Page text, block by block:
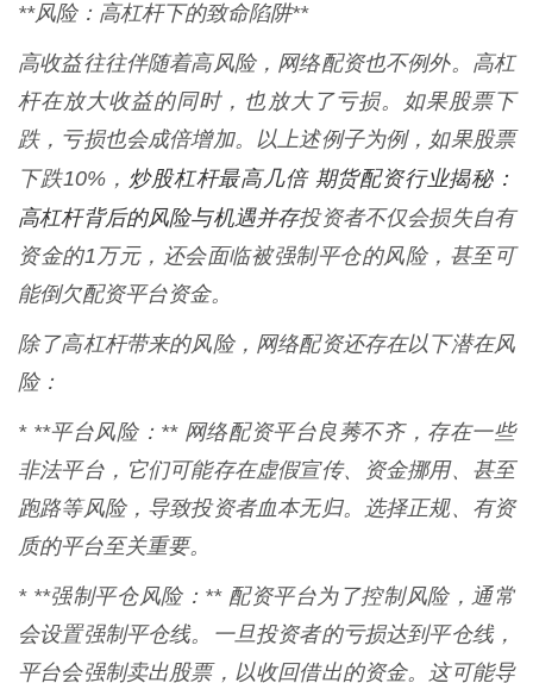
**风险：高杠杆下的致命陷阱**
高收益往往伴随着高风险，网络配资也不例外。高杠
杆在放大收益的同时，也放大了亏损。如果股票下
跌，亏损也会成倍增加。以上述例子为例，如果股票
下跌10%， 炒股杠杆最高几倍 期货配资行业揭秘：
高杠杆背后的风险与机遇并存投资者不仅会损失自有
资金的1万元，还会面临被强制平仓的风险，甚至可
能倒欠配资平台资金。
除了高杠杆带来的风险，网络配资还存在以下潜在风
险：
* **平台风险：** 网络配资平台良莠不齐，存在一些
非法平台，它们可能存在虚假宣传、资金挪用、甚至
跑路等风险，导致投资者血本无归。选择正规、有资
质的平台至关重要。
* **强制平仓风险：** 配资平台为了控制风险，通常
会设置强制平仓线。一旦投资者的亏损达到平仓线，
平台会强制卖出股票，以收回借出的资金。这可能导